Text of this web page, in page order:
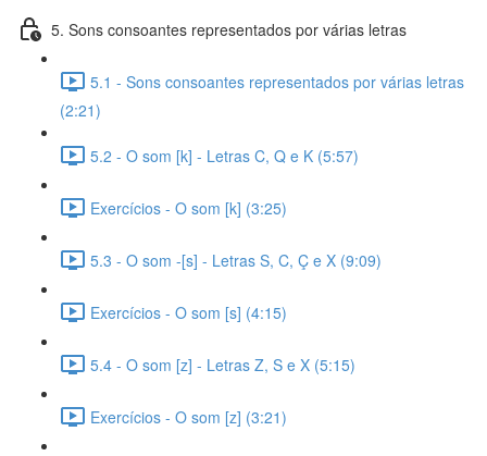
5. Sons consoantes representados por várias letras
5.1 - Sons consoantes representados por várias letras
(2:21)
5.2 - O som [k] - Letras C, Q e K (5:57)
Exercícios - O som [k] (3:25)
5.3 - O som -[s] - Letras S, C, Ç e X (9:09)
Exercícios - O som [s] (4:15)
5.4 - O som [z] - Letras Z, S e X (5:15)
Exercícios - O som [z] (3:21)